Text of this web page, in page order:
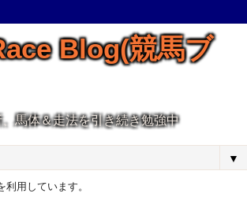
Blog(競馬ブ
馬体＆走法を引き続き勉強中
▼
用しています。